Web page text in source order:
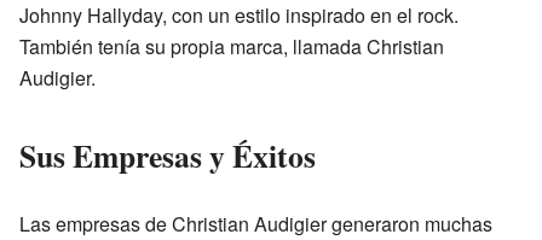
Johnny Hallyday, con un estilo inspirado en el rock.
También tenía su propia marca, llamada Christian
Audigier.
Sus Empresas y Éxitos
Las empresas de Christian Audigier generaron muchas